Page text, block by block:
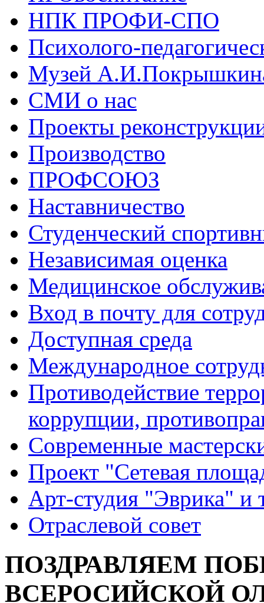
НПК ПРОФИ-СПО
Психолого-
Музей
СМИ о нас
Проекты
Производство
ПРОФСОЮЗ
Наставничество
Студенческий
Независимая оценка
Медицинское
Вход в почту для
Доступная среда
Международное
Противодействие
коррупции,
Современные
Проект "Сетевая
Арт-студия "Эврика" и
Отраслевой совет
ПОЗДРАВЛЯЕМ
ВСЕРОСИЙСКОЙ